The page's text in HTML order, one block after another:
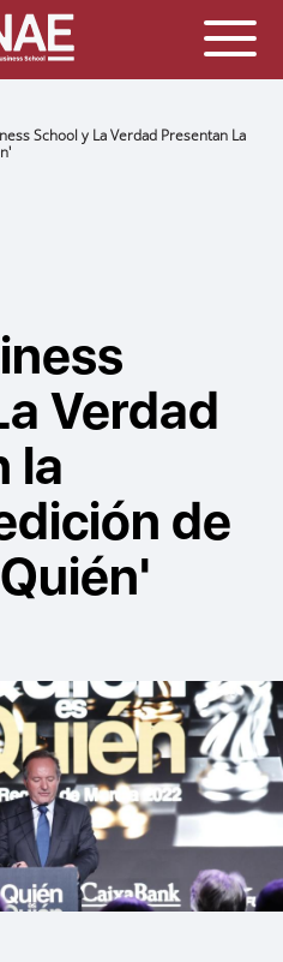
School y La Verdad Presentan La
Verdad
la
de